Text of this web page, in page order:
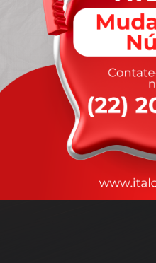
rapidez
que você
com a qualidade que
Nossos motoristas são
durante o transporte, com